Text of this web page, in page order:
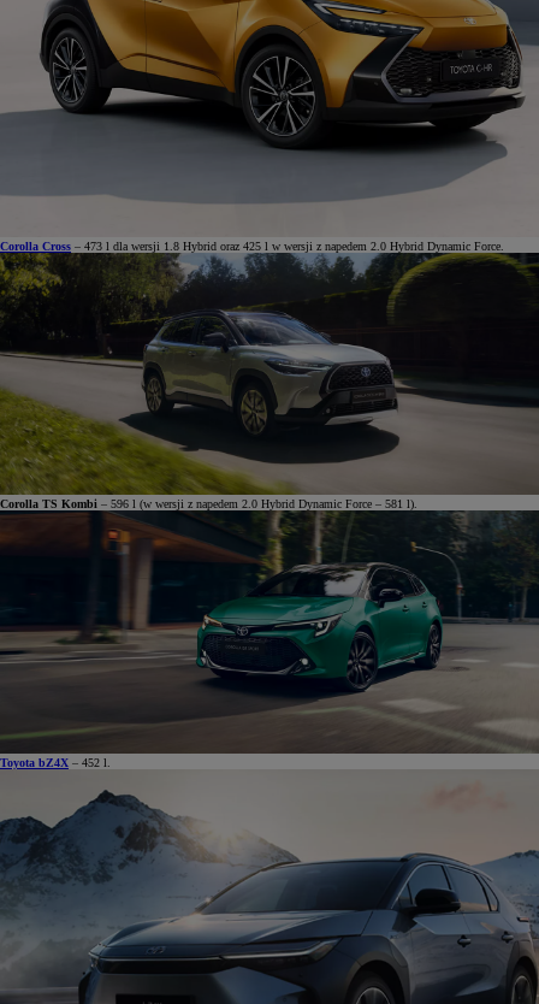
Corolla Cross – 473 l dla wersji 1.8 Hybrid oraz 425 l w wersji z napedem 2.0 Hybrid Dynamic Force.
Corolla TS Kombi – 596 l (w wersji z napedem 2.0 Hybrid Dynamic Force – 581 l).
Toyota bZ4X – 452 l.